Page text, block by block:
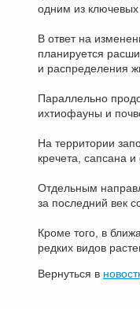
одним из
В ответ на
планируется
и распределения
Параллельно
ихтиофауны и
На территории
кречета, сапсана
Отдельным
за последний век
Кроме того, в
редких видов
Вернуться в